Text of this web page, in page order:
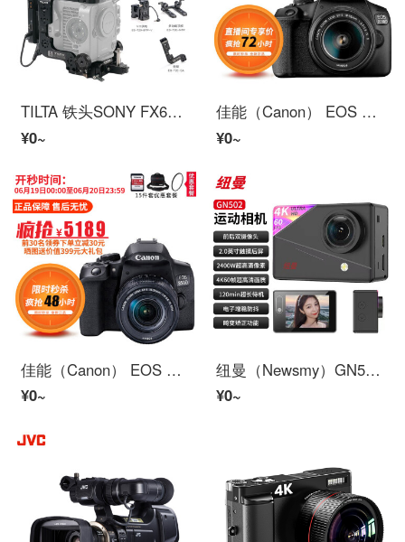
TILTA 铁头SONY FX6套件摄影机护甲带供电拓展丰富可竖拍 铁头FX6兔笼套件 轻便版套装-V口（ES-T20-B-V） 官方标配
¥0~
佳能（Canon） EOS 2000D 18-55套机 单反数码相机 高清照相机 单机+18-55mm IS II镜头
¥0~
佳能（Canon） EOS 850D 单反相机 单反套机 旅游学生高清数码相机 拍摄录像照相机 单机+18-55mm STM镜头+优惠套餐
¥0~
纽曼（Newsmy）GN502运动相机前后双摄像头4K高清2400W像素摩托车钓鱼轻骑自驾旅行潜水防抖摄像机
¥0~